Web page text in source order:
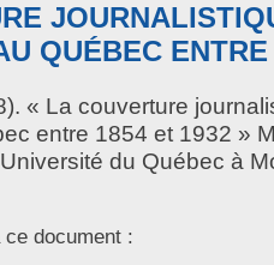
QUÉBEC
« La couverture
entre 1854 et 1932 »
du Québec à
document :